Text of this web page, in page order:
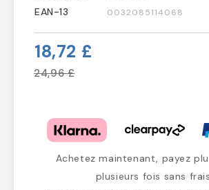
EAN-13 0032085114068
18,72 £
24,96 £
Achetez maintenant, payez
plusieurs fois sans